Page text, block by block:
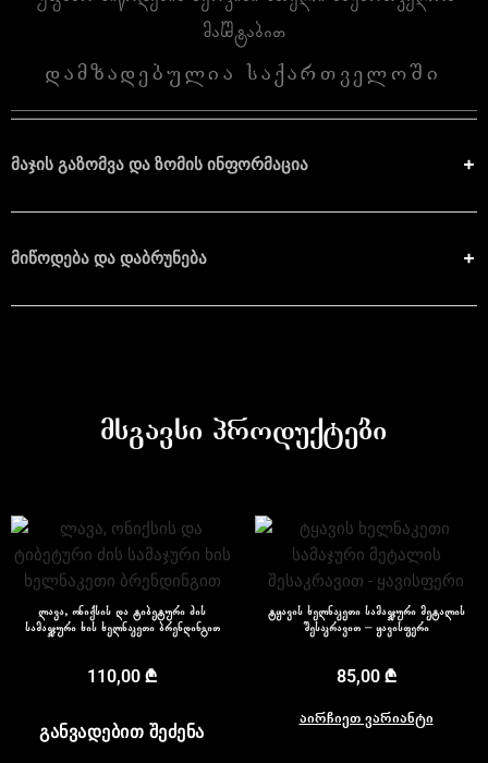
მასშტაბით
დამზადებულია საქართველოში
მაჯის გაზომვა და ზომის ინფორმაცია
მიწოდება და დაბრუნება
მსგავსი პროდუქტები
ლავა, ონიქსის და ტიბეტური ძის
სამაჯური ხის ხელნაკეთი ბრენდინგით
110,00 ₾
ᲒᲐᲜᲕᲐᲓᲔᲑᲘᲗ ᲨᲔᲫᲔᲜᲐ
ტყავის ხელნაკეთი სამაჯური მეტალის
შესაკრავით – ყავისფერი
85,00 ₾
აირჩიეთ ვარიანტი